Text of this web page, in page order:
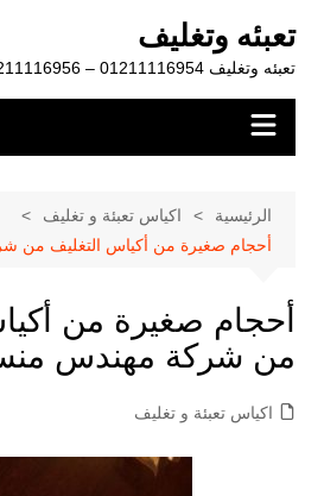
المحتوى
تعبئه وتغليف
تعبئه وتغليف 01211116954 – 01211116956 – 01211116958
الرئيسية
اكياس تعبئة و تغليف
أحجام صغيرة من أكياس التغليف من
أحجام صغيرة من
من شركة مهندس
اكياس تعبئة و تغليف